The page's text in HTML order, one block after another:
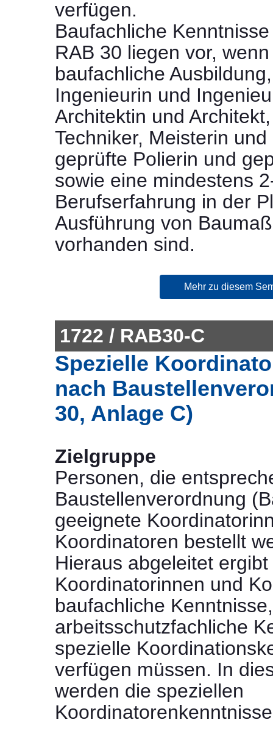
verfügen.
Baufachliche
RAB 30 liegen vor,
baufachliche
Ingenieurin und
Architektin und
Techniker, Meisterin
geprüfte Polierin und
sowie eine mindestens
Berufserfahrung in der
Ausführung von
vorhanden sind.
Mehr zu diesem
1722 / RAB30-C
Spezielle
nach
30, Anlage C)
Zielgruppe
Personen, die
Baustellenverordnung
geeignete
Koordinatoren bestellt
Hieraus abgeleitet
Koordinatorinnen und
baufachliche Kenntnisse,
arbeitsschutzfachliche
spezielle
verfügen müssen. In
werden die speziellen